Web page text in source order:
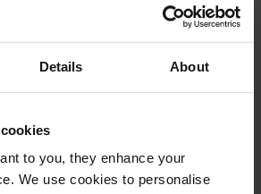
Details About
to you, they enhance your
We use cookies to personalise
mismo año Slimtock les
personalizado enfocado en
promesas de Slimstock es